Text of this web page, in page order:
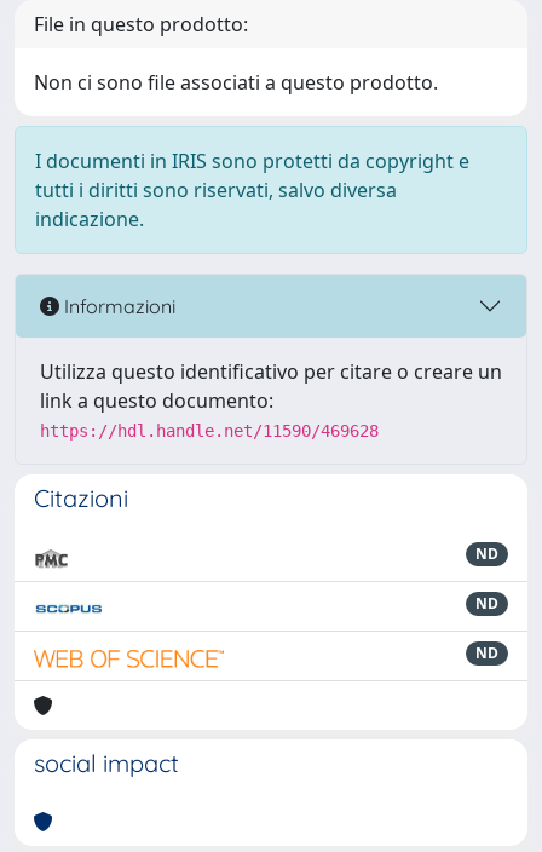
File in questo prodotto:
Non ci sono file associati a questo prodotto.
I documenti in IRIS sono protetti da copyright e
tutti i diritti sono riservati, salvo diversa
indicazione.
Informazioni
Utilizza questo identificativo per citare o creare un
link a questo documento:
https://hdl.handle.net/11590/469628
Citazioni
ND
ND
ND
social impact